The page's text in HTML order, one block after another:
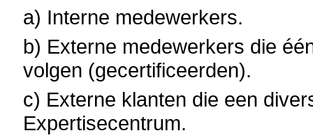
a) Interne medewerkers.
b) Externe medewerkers die
volgen (gecertificeerden).
c) Externe klanten die een
Expertisecentrum.